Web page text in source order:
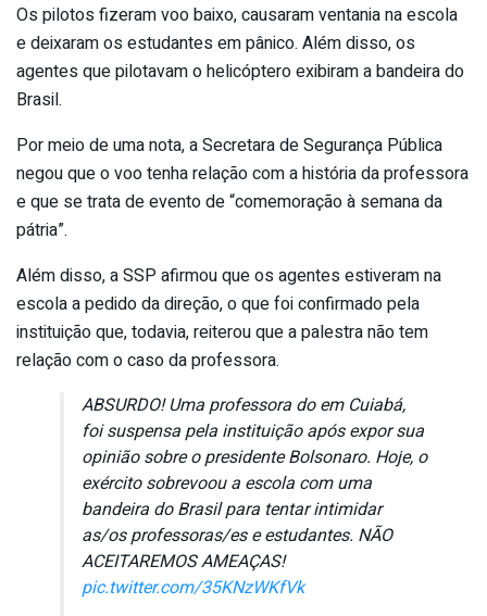
Os pilotos fizeram voo baixo, causaram ventania na escola
e deixaram os estudantes em pânico. Além disso, os
agentes que pilotavam o helicóptero exibiram a bandeira do
Brasil.
Por meio de uma nota, a Secretara de Segurança Pública
negou que o voo tenha relação com a história da professora
e que se trata de evento de “comemoração à semana da
pátria”.
Além disso, a SSP afirmou que os agentes estiveram na
escola a pedido da direção, o que foi confirmado pela
instituição que, todavia, reiterou que a palestra não tem
relação com o caso da professora.
ABSURDO! Uma professora do em Cuiabá,
foi suspensa pela instituição após expor sua
opinião sobre o presidente Bolsonaro. Hoje, o
exército sobrevoou a escola com uma
bandeira do Brasil para tentar intimidar
as/os professoras/es e estudantes. NÃO
ACEITAREMOS AMEAÇAS!
pic.twitter.com/35KNzWKfVk